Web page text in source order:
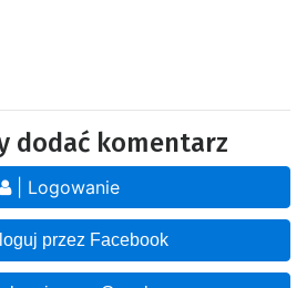
dodać komentarz
| Logowanie
przez Facebook